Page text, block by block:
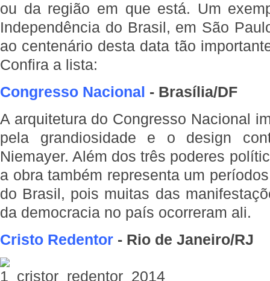
ou da região em que está. Um
Independência do Brasil, em São
ao centenário desta data tão
Confira a lista:
Congresso Nacional - Brasília/DF
A arquitetura do Congresso Nacional
pela grandiosidade e o design
Niemayer. Além dos três poderes
a obra também representa um
do Brasil, pois muitas das
da democracia no país ocorreram ali.
Cristo Redentor - Rio de Janeiro/RJ